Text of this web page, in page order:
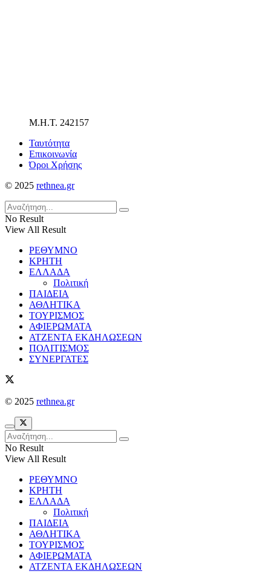
Μ.Η.Τ. 242157
Ταυτότητα
Επικοινωνία
Όροι Χρήσης
© 2025 rethnea.gr
No Result
View All Result
ΡΕΘΥΜΝΟ
ΚΡΗΤΗ
ΕΛΛΑΔΑ
Πολιτική
ΠΑΙΔΕΙΑ
ΑΘΛΗΤΙΚΑ
ΤΟΥΡΙΣΜΟΣ
ΑΦΙΕΡΩΜΑΤΑ
ΑΤΖΕΝΤΑ ΕΚΔΗΛΩΣΕΩΝ
ΠΟΛΙΤΙΣΜΟΣ
ΣΥΝΕΡΓΑΤΕΣ
© 2025 rethnea.gr
No Result
View All Result
ΡΕΘΥΜΝΟ
ΚΡΗΤΗ
ΕΛΛΑΔΑ
Πολιτική
ΠΑΙΔΕΙΑ
ΑΘΛΗΤΙΚΑ
ΤΟΥΡΙΣΜΟΣ
ΑΦΙΕΡΩΜΑΤΑ
ΑΤΖΕΝΤΑ ΕΚΔΗΛΩΣΕΩΝ